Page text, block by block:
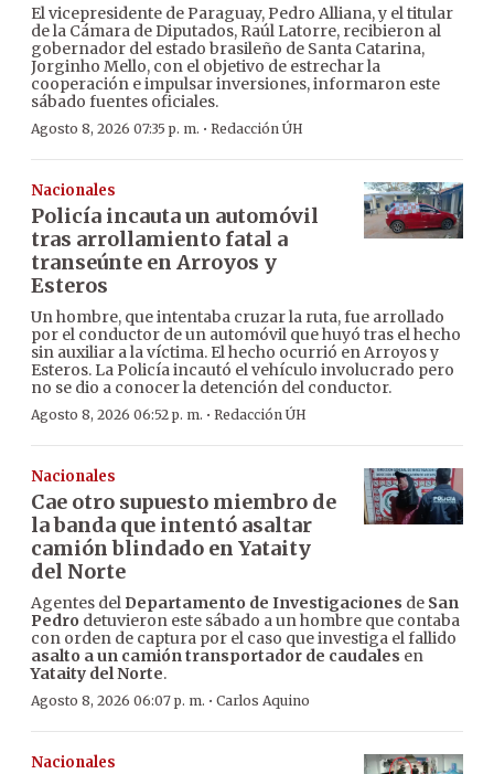
El vicepresidente de Paraguay, Pedro Alliana, y el titular
de la Cámara de Diputados, Raúl Latorre, recibieron al
gobernador del estado brasileño de Santa Catarina,
Jorginho Mello, con el objetivo de estrechar la
cooperación e impulsar inversiones, informaron este
sábado fuentes oficiales.
Agosto 8, 2026 07:35 p. m. · Redacción ÚH
Nacionales
Policía incauta un automóvil
tras arrollamiento fatal a
transeúnte en Arroyos y
Esteros
Un hombre, que intentaba cruzar la ruta, fue arrollado
por el conductor de un automóvil que huyó tras el hecho
sin auxiliar a la víctima. El hecho ocurrió en Arroyos y
Esteros. La Policía incautó el vehículo involucrado pero
no se dio a conocer la detención del conductor.
Agosto 8, 2026 06:52 p. m. · Redacción ÚH
Nacionales
Cae otro supuesto miembro de
la banda que intentó asaltar
camión blindado en Yataity
del Norte
Agentes del Departamento de Investigaciones de San
Pedro detuvieron este sábado a un hombre que contaba
con orden de captura por el caso que investiga el fallido
asalto a un camión transportador de caudales en
Yataity del Norte.
Agosto 8, 2026 06:07 p. m. · Carlos Aquino
Nacionales